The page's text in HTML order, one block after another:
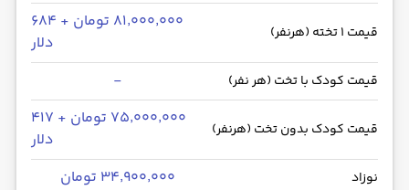
قیمت 1 تخته (هرنفر)
۸۱٬۰۰۰٬۰۰۰ تومان + ۶۸۴
دلار
قیمت کودک با تخت (هر نفر) -
قیمت کودک بدون تخت (هرنفر)
۷۵٬۰۰۰٬۰۰۰ تومان + ۴۱۷
دلار
نوزاد ۳۴٬۹۰۰٬۰۰۰ تومان